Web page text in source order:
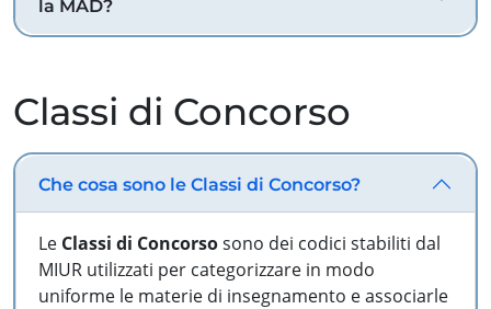
la MAD?
Classi di Concorso
Che cosa sono le Classi di Concorso?
Le Classi di Concorsosono dei codici stabiliti dal
MIUR utilizzati per categorizzare in modo
uniforme le materie di insegnamento e associarle